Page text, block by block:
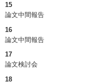
15
論文中間報告
16
論文中間報告
17
論文検討会
18